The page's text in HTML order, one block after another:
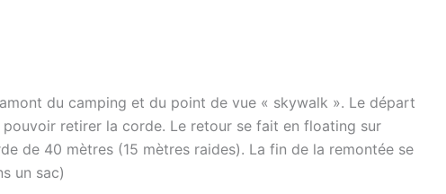
du camping et du point de vue « skywalk ». Le départ
retirer la corde. Le retour se fait en floating sur
de 40 mètres (15 mètres raides). La fin de la remontée se
un sac)